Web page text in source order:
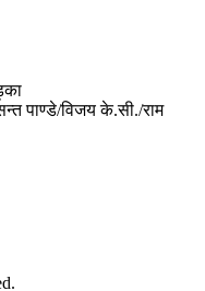
पाण्डे/विजय के.सी./राम